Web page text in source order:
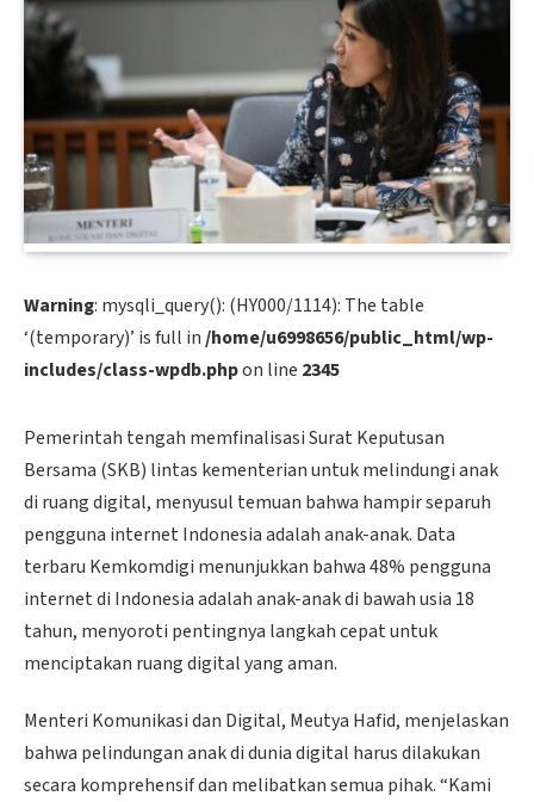
Warning: mysqli_query(): (HY000/1114): The table
‘(temporary)’ is full in/home/u6998656/public_html/wp-
includes/class-wpdb.phpon line 2345
Pemerintah tengah memfinalisasi Surat Keputusan
Bersama (SKB) lintas kementerian untuk melindungi anak
di ruang digital, menyusul temuan bahwa hampir separuh
pengguna internet Indonesia adalah anak-anak. Data
terbaru Kemkomdigi menunjukkan bahwa 48% pengguna
internet di Indonesia adalah anak-anak di bawah usia 18
tahun, menyoroti pentingnya langkah cepat untuk
menciptakan ruang digital yang aman.
Menteri Komunikasi dan Digital, Meutya Hafid, menjelaskan
bahwa pelindungan anak di dunia digital harus dilakukan
secara komprehensif dan melibatkan semua pihak. “Kami